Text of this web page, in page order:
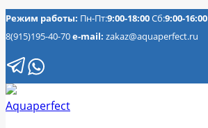
Перейти
к
содержимому
Режим работы: Пн-Пт:9:00-18:00Сб:9:00-16:00
8(915)195-40-70e-mail: zakaz@aquaperfect.ru